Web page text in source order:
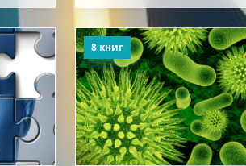
лечения и профилактики
глазных болезней.
8 книг